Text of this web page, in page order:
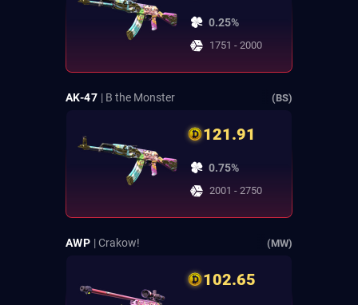
0.25%
1751 - 2000
AK-47 | B the Monster (BS)
121.91
0.75%
2001 - 2750
AWP | Crakow! (MW)
102.65